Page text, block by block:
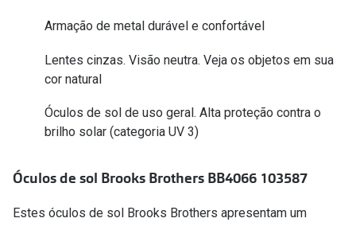
Quadrados
Redondos
Conselhos
🆕 Guia de Compras para o formato do seu
O sol e as crianças
Óculos de sol para todos
Armação de metal durável e confortável
Lentes cinzas. Visão neutra. Veja os objetos em sua
cor natural
Óculos de sol de uso geral. Alta proteção contra o
brilho solar (categoria UV 3)
Óculos de sol Brooks Brothers BB4066 103587
Estes óculos de sol Brooks Brothers apresentam um